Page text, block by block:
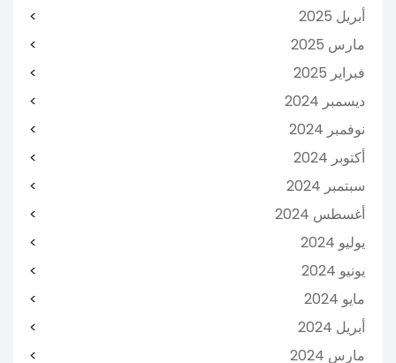
أبريل 2025
مارس 2025
فبراير 2025
ديسمبر 2024
نوفمبر 2024
أكتوبر 2024
سبتمبر 2024
أغسطس 2024
يوليو 2024
يونيو 2024
مايو 2024
أبريل 2024
مارس 2024